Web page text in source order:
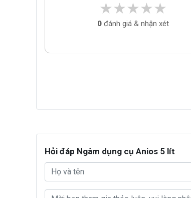
★★★★★
★★★★★
0 đánh giá & nhận xét
Hỏi đáp Ngâm dụng cụ Anios 5 lít